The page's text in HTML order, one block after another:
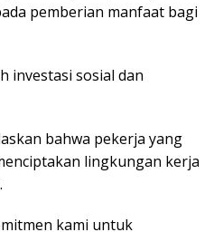
pemberian manfaat bagi
investasi sosial dan
bahwa pekerja yang
lingkungan kerja
kami untuk